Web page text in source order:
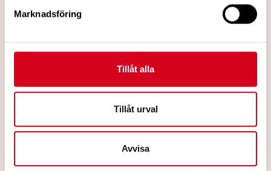
Marknadsföring
Tillåt alla
Tillåt urval
Avvisa
menar att okunskapen om polyneuropati
är stor. Han anser också att det finns en
övertro på B12-behandling som är stort i
Jönköpingsposten.